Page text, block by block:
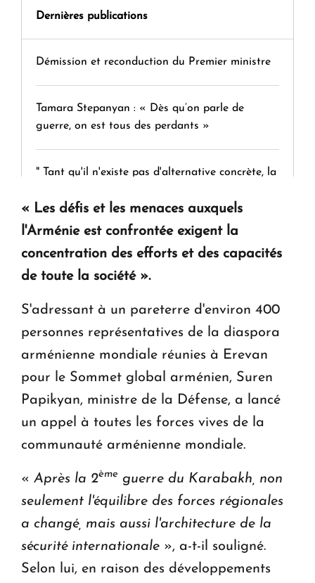
Dernières publications
Démission et reconduction du Premier ministre
Tamara Stepanyan : « Dès qu’on parle de
guerre, on est tous des perdants »
" Tant qu'il n'existe pas d'alternative concrète, la
KASA : 30 ans d'audace, de résilience et d'avenir
en Arménie
Le premier hôtel Hyatt Regency d'Arménie
ouvrira ses portes à Dilijan
« Les défis et les menaces auxquels
l'Arménie est confrontée exigent la
concentration des efforts et des capacités
de toute la société ».
S'adressant à un pareterre d'environ 400
personnes représentatives de la diaspora
arménienne mondiale réunies à Erevan
pour le Sommet global arménien, Suren
Papikyan, ministre de la Défense, a lancé
un appel à toutes les forces vives de la
communauté arménienne mondiale.
« Après la 2ème guerre du Karabakh, non
seulement l'équilibre des forces régionales
a changé, mais aussi l'architecture de la
sécurité internationale », a-t-il souligné.
Selon lui, en raison des développements